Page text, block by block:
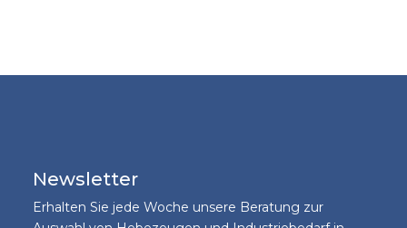
Newsletter
Erhalten Sie jede Woche unsere Beratung zur